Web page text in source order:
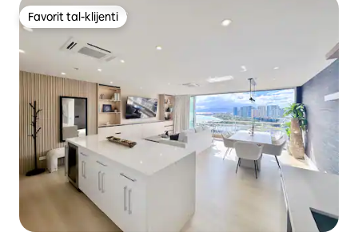
Favorit tal-klijenti
Favorit tal-klijenti